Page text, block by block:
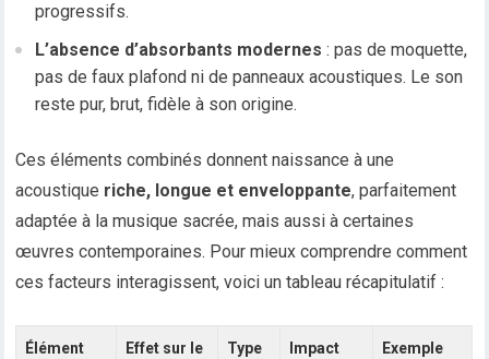
progressifs.
L’absence d’absorbants modernes : pas de moquette,
pas de faux plafond ni de panneaux acoustiques. Le son
reste pur, brut, fidèle à son origine.
Ces éléments combinés donnent naissance à une
acoustique riche, longue et enveloppante, parfaitement
adaptée à la musique sacrée, mais aussi à certaines
œuvres contemporaines. Pour mieux comprendre comment
ces facteurs interagissent, voici un tableau récapitulatif :
Élément
Effet sur le
Type
Impact
Exemple